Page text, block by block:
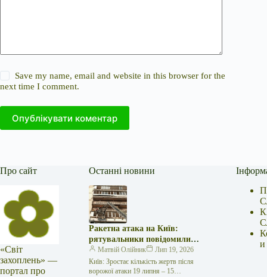
Save my name, email and website in this browser for the
next time I comment.
Опублікувати коментар
Про сайт
«Світ
захоплень» —
портал про
Останні новини
Ракетна атака на Київ:
рятувальники повідомили
про 15 поранених
Матвій Олійник
Лип 19, 2026
Київ: Зростає кількість жертв після
ворожої атаки 19 липня – 15
и